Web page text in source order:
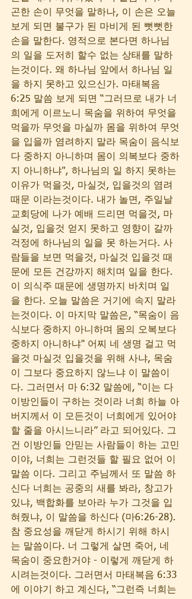
곤한 손이 무엇을 말하나, 이 손은 오늘
보게 되면 불구가 된 마비게 된 뻣뻣한
손을 말한다. 영적으로 본다면 하나님
의 일을 도저히 할수 없는 상태를 말하
는것이다. 왜 하나님 앞에서 하나님 일
을 하지 못하고 있으신가. 마태복음
6:25 말씀 보게 되면 “그러므로 내가 너
희에게 이르노니 목숨을 위하여 무엇을
먹을까 무엇을 마실까 몸을 위하여 무엇
을 입을까 염려하지 말라 목숨이 음식보
다 중하지 아니하며 몸이 의복보다 중하
지 아니하냐", 하나님의 일 하지 못하는
이유가 먹을것, 마실것, 입을것의 염려
때문 이라는것이다. 내가 놀면, 주일날
교회당에 나가 예배 드리면 먹을것, 마
실것, 입을것 얻지 못하고 영향이 갈까
걱정에 하나님의 일을 못 하는거다. 사
람들을 보면 먹을것, 마실것 입을것 때
문에 모든 건강까지 해치며 일을 한다.
이 의식주 때문에 생명까지 바치며 일
을 한다. 오늘 말씀은 거기에 속지 말라
는것이다. 이 마지막 말씀은, “목숨이 음
식보다 중하지 아니하며 몸의 오복보다
중하지 아니하냐" 어찌 네 생명 걸고 먹
을것 마실것 입을것을 위해 사냐, 목숨
이 그보다 중요하지 않느냐 이 말씀이
다. 그러면서 마 6:32 말씀에, “이는 다
이방인들이 구하는 것이라 너희 하늘 아
버지께서 이 모든것이 너희에게 있어야
할 줄을 아시느니라” 라고 되어있다. 그
건 이방인들 안믿는 사람들이 하는 고민
이야, 너희는 그런것들 할 필요 없어 이
말씀 이다. 그리고 주님께서 또 말씀 하
신다 너희는 공중의 새를 봐라, 창고가
있냐, 백합화를 보아라 누가 그것을 입
혀줬냐, 이 말씀을 하신다 (마6:26-28).
참 중요성을 깨닫게 하시기 위해 하시
는 말씀이다. 너 그렇게 살면 죽어, 네
목숨이 중요한거야 - 이렇게 깨닫게 하
시려는것이다. 그러면서 마태복음 6:33
에 이야기 하고 계신다, “그런즉 너희는